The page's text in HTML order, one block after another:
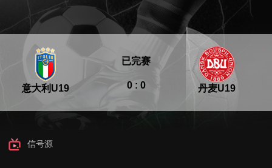
意大利U19 0 : 0
已完赛
丹麦U19
信号源